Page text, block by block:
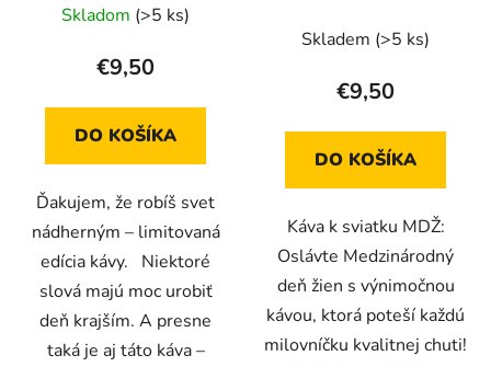
Skladom (>5 ks)
€9,50
DO KOŠÍKA
Ďakujem, že robíš svet
nádherným – limitovaná
edícia kávy. Niektoré
slová majú moc urobiť
deň krajším. A presne
taká je aj táto káva –
Skladem (>5 ks)
€9,50
DO KOŠÍKA
Káva k sviatku MDŽ:
Oslávte Medzinárodný
deň žien s výnimočnou
kávou, ktorá poteší každú
milovníčku kvalitnej chuti!